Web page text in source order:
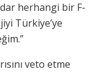
herhangi bir F-
Türkiye’ye
veto etme